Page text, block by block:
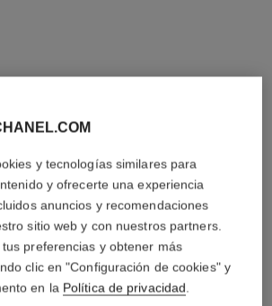
PERFECTA
y tecnologías similares para
y ofrecerte una experiencia
anuncios y recomendaciones
sitio web y con nuestros partners.
preferencias y obtener más
clic en "Configuración de cookies" y
en la Política de privacidad.